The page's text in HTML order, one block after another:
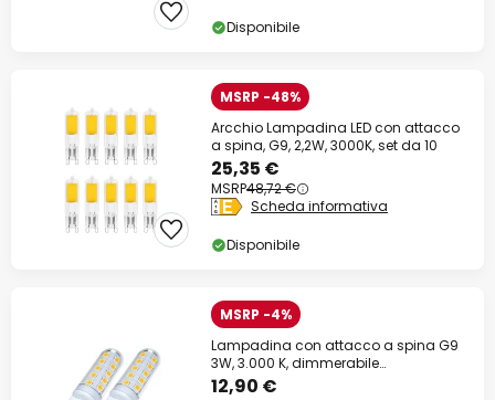
Disponibile
MSRP -48%
Arcchio Lampadina LED con attacco
a spina, G9, 2,2W, 3000K, set da 10
25,35 €
MSRP48,72 €
Scheda informativa
Disponibile
MSRP -4%
Lampadina con attacco a spina G9
3W, 3.000 K, dimmerabile
esternamente,
12,90 €